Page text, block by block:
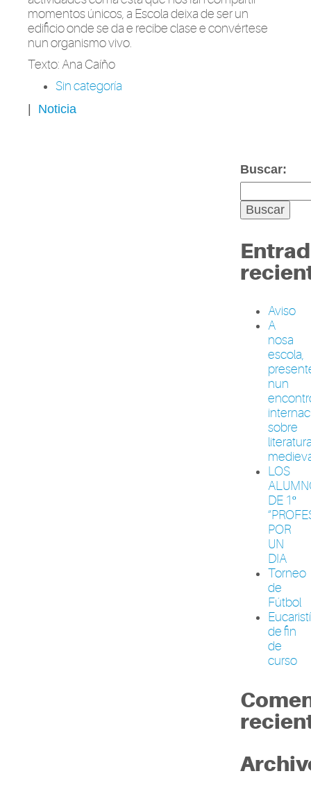
momentos únicos, a Escola deixa de ser un
edificio onde se da e recibe clase e convértese
nun organismo vivo.
Texto: Ana Caíño
Sin categoría
Noticia
Buscar:
Aviso
A
nosa
escola,
nun
sobre
LOS
DE 1º
POR
UN
DIA
Torneo
de
Fútbol
de fin
de
curso